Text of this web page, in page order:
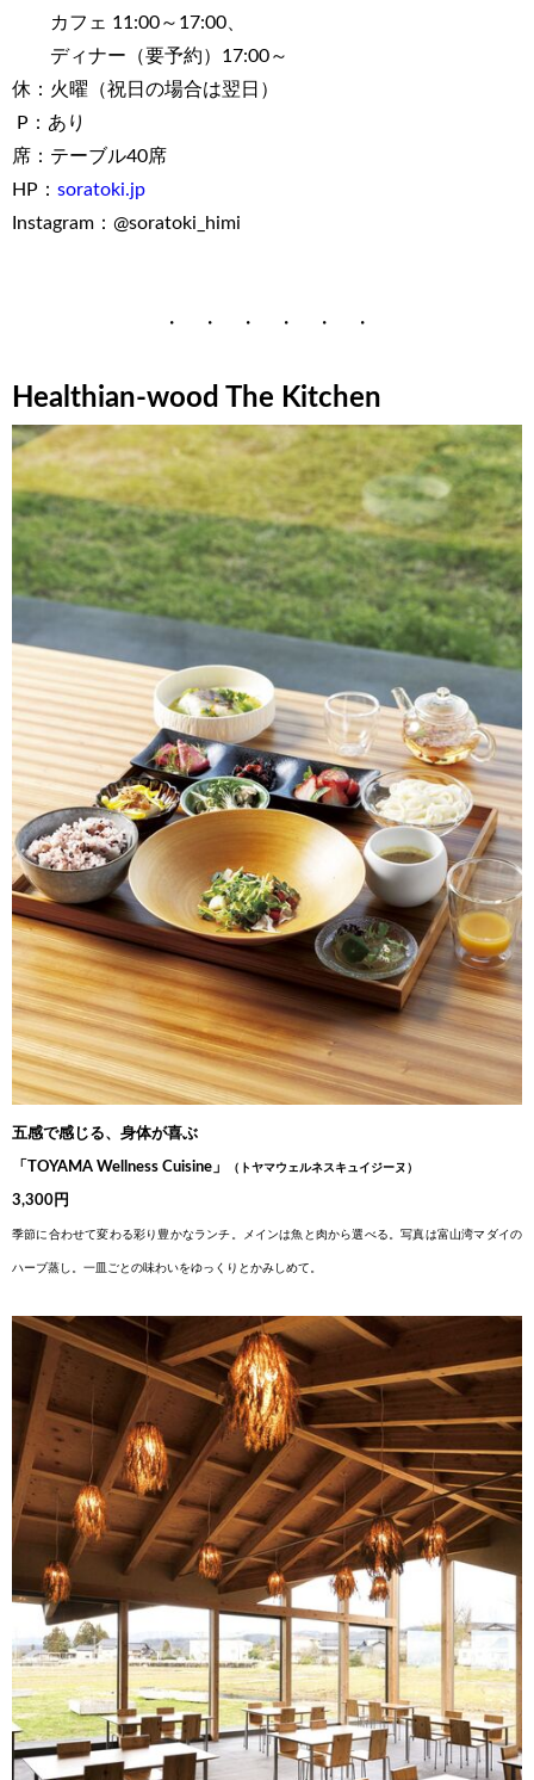
カフェ 11:00～17:00、
ディナー（要予約）17:00～
休：火曜（祝日の場合は翌日）
P：あり
席：テーブル40席
HP： soratoki.jp
Instagram：@soratoki_himi
・ ・ ・ ・ ・ ・
Healthian-wood The Kitchen
五感で感じる、身体が喜ぶ
「TOYAMA Wellness Cuisine」 （トヤマウェルネスキュイジーヌ）
3,300円
季節に合わせて変わる彩り豊かなランチ。メインは魚と肉から選べる。写真は富山湾マダイの
ハーブ蒸し。一皿ごとの味わいをゆっく りとかみしめて。